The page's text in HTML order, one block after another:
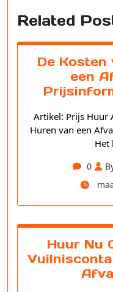
Related
De Kosten
een
Artikel: Prijs Huur
Huren van een
Het
0
Huur Nu